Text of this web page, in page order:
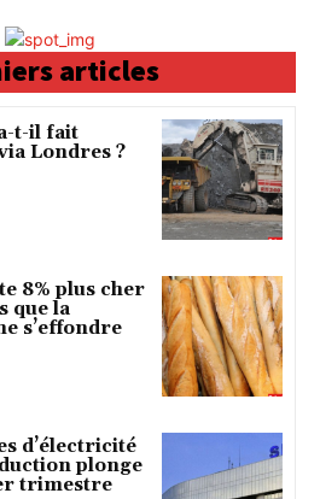
articles
t-il fait
Londres ?
8% plus cher
que la
s’effondre
d’électricité
plonge
trimestre